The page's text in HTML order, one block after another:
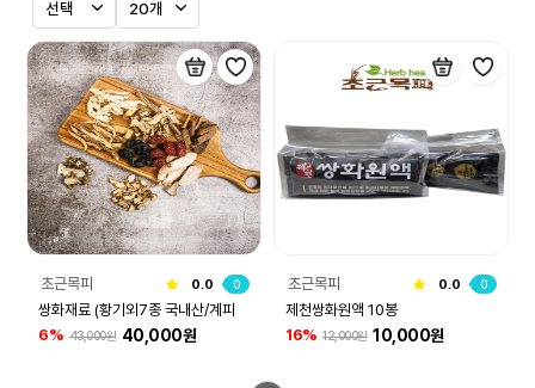
초근목피 0.0 0
쌍화재료 (황기외7종 국내산/계피
베트남)
6% 43,000원 40,000원
초근목피 0.0 0
제천쌍화원액 10봉
16% 12,000원 10,000원